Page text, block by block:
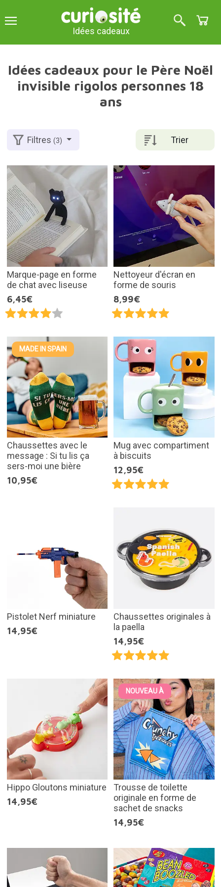
Idées cadeaux
Idées cadeaux pour le Père Noël
invisible rigolos personnes 18
ans
Trier
Filtres(3)
Marque-page en forme
de chat avec liseuse
6,45€
Nettoyeur d'écran en
forme de souris
8,99€
MADE IN SPAIN
Chaussettes avec le
message : Si tu lis ça
sers-moi une bière
10,95€
Mug avec compartiment
à biscuits
12,95€
Pistolet Nerf miniature
14,95€
Chaussettes originales à
la paella
14,95€
Hippo Gloutons miniature
14,95€
NOUVEAU À
Trousse de toilette
originale en forme de
sachet de snacks
14,95€